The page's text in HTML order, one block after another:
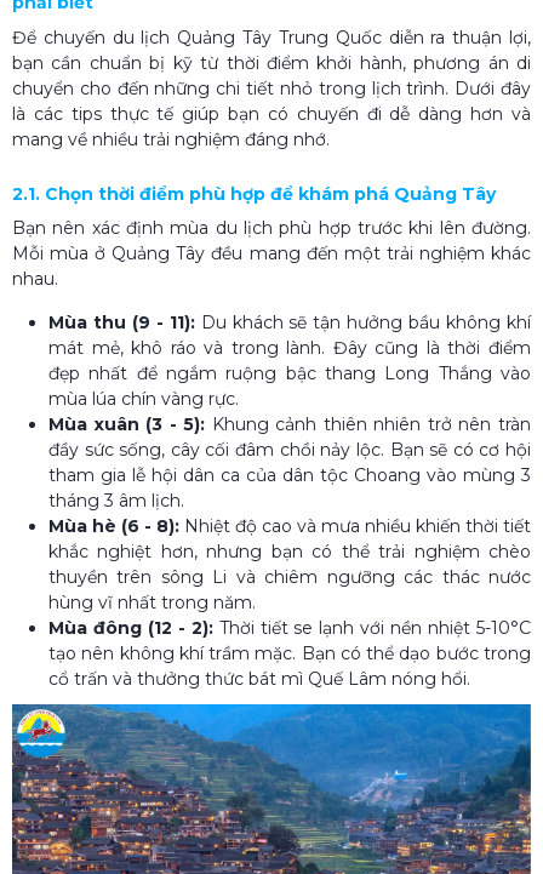
Để chuyến du lịch Quảng Tây Trung Quốc diễn ra thuận lợi,
bạn cần chuẩn bị kỹ từ thời điểm khởi hành, phương án di
chuyển cho đến những chi tiết nhỏ trong lịch trình. Dưới đây
là các tips thực tế giúp bạn có chuyến đi dễ dàng hơn và
mang về nhiều trải nghiệm đáng nhớ.
2.1. Chọn thời điểm phù hợp để khám phá Quảng Tây
Bạn nên xác định mùa du lịch phù hợp trước khi lên đường.
Mỗi mùa ở Quảng Tây đều mang đến một trải nghiệm khác
nhau.
Mùa thu (9 - 11): Du khách sẽ tận hưởng bầu không khí
mát mẻ, khô ráo và trong lành. Đây cũng là thời điểm
đẹp nhất để ngắm ruộng bậc thang Long Thắng vào
mùa lúa chín vàng rực.
Mùa xuân (3 - 5): Khung cảnh thiên nhiên trở nên tràn
đầy sức sống, cây cối đâm chồi nảy lộc. Bạn sẽ có cơ hội
tham gia lễ hội dân ca của dân tộc Choang vào mùng 3
tháng 3 âm lịch.
Mùa hè (6 - 8): Nhiệt độ cao và mưa nhiều khiến thời tiết
khắc nghiệt hơn, nhưng bạn có thể trải nghiệm chèo
thuyền trên sông Li và chiêm ngưỡng các thác nước
hùng vĩ nhất trong năm.
Mùa đông (12 - 2): Thời tiết se lạnh với nền nhiệt 5-10°C
tạo nên không khí trầm mặc. Bạn có thể dạo bước trong
cổ trấn và thưởng thức bát mì Quế Lâm nóng hổi.